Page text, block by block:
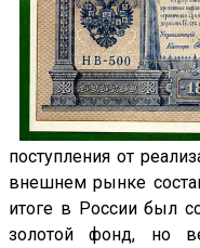
поступления от
внешнем рынке
итоге в России был
золотой фонд, но